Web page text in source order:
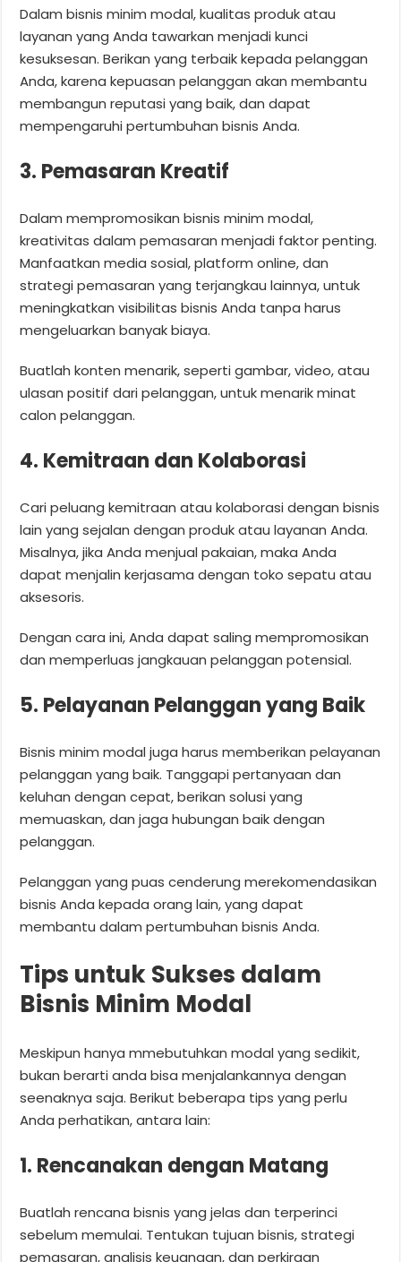
Dalam bisnis minim modal, kualitas produk atau
layanan yang Anda tawarkan menjadi kunci
kesuksesan. Berikan yang terbaik kepada pelanggan
Anda, karena kepuasan pelanggan akan membantu
membangun reputasi yang baik, dan dapat
mempengaruhi pertumbuhan bisnis Anda.
3. Pemasaran Kreatif
Dalam mempromosikan bisnis minim modal,
kreativitas dalam pemasaran menjadi faktor penting.
Manfaatkan media sosial, platform online, dan
strategi pemasaran yang terjangkau lainnya, untuk
meningkatkan visibilitas bisnis Anda tanpa harus
mengeluarkan banyak biaya.
Buatlah konten menarik, seperti gambar, video, atau
ulasan positif dari pelanggan, untuk menarik minat
calon pelanggan.
4. Kemitraan dan Kolaborasi
Cari peluang kemitraan atau kolaborasi dengan bisnis
lain yang sejalan dengan produk atau layanan Anda.
Misalnya, jika Anda menjual pakaian, maka Anda
dapat menjalin kerjasama dengan toko sepatu atau
aksesoris.
Dengan cara ini, Anda dapat saling mempromosikan
dan memperluas jangkauan pelanggan potensial.
5. Pelayanan Pelanggan yang Baik
Bisnis minim modal juga harus memberikan pelayanan
pelanggan yang baik. Tanggapi pertanyaan dan
keluhan dengan cepat, berikan solusi yang
memuaskan, dan jaga hubungan baik dengan
pelanggan.
Pelanggan yang puas cenderung merekomendasikan
bisnis Anda kepada orang lain, yang dapat
membantu dalam pertumbuhan bisnis Anda.
Tips untuk Sukses dalam
Bisnis Minim Modal
Meskipun hanya mmebutuhkan modal yang sedikit,
bukan berarti anda bisa menjalankannya dengan
seenaknya saja. Berikut beberapa tips yang perlu
Anda perhatikan, antara lain:
1. Rencanakan dengan Matang
Buatlah rencana bisnis yang jelas dan terperinci
sebelum memulai. Tentukan tujuan bisnis, strategi
pemasaran, analisis keuangan, dan perkiraan